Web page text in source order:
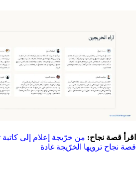
اقرأ قصة نجاح: من خرّيجة إعلام إلى
قصة نجاح ترويها الخرّيجة غادة